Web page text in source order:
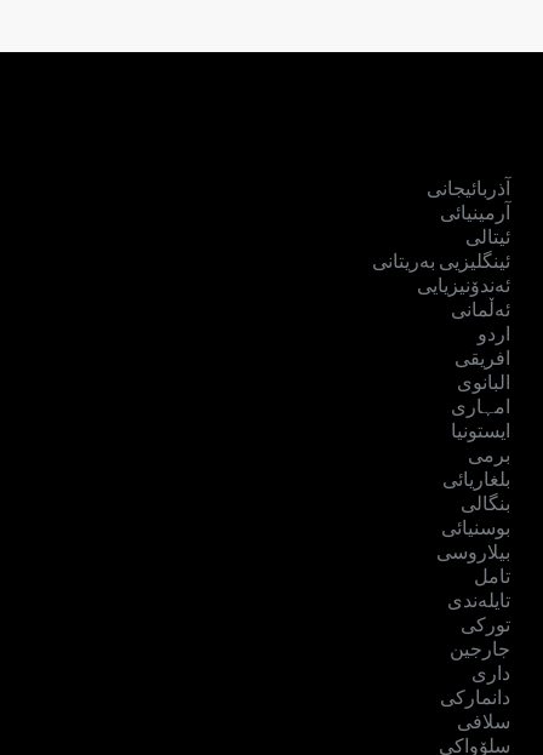
آذربائیجانی
آرمینیائی
ئیتالی
ئینگلیزیی بەریتانی
ئەندۆنیزیایی
ئەڵمانی
اردو
افریقی
البانوی
امہاری
ایستونیا
برمی
بلغاریائی
بنگالی
بوسنیائی
بیلاروسی
تامل
تایلەندی
تورکی
جارجین
داری
دانمارکی
سلافی
سلۆواکی